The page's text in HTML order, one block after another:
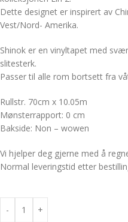
Dette designet er inspirert av
Vest/Nord- Amerika.
Shinok er en vinyltapet med
slitesterk.
Passer til alle rom bortsett fra
Rullstr. 70cm x 10.05m
Mønsterrapport: 0 cm
Bakside: Non – wowen
Vi hjelper deg gjerne med å
Normal leveringstid etter